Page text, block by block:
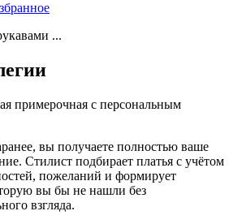
...
примерочная с персональным
вы получаете полностью ваше
Стилист подбирает платья с учётом
пожеланий и формирует
вы бы не нашли без
взгляда.